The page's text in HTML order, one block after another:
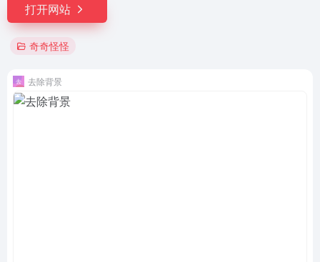
打开网站
奇奇怪怪
去除背景